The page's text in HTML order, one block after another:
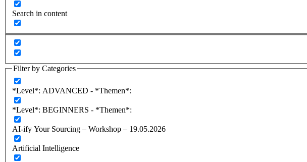
Search in content
Filter by Categories
*Level*: ADVANCED - *Themen*:
*Level*: BEGINNERS - *Themen*:
AI-ify Your Sourcing – Workshop – 19.05.2026
Artificial Intelligence